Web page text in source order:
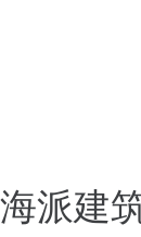
派建